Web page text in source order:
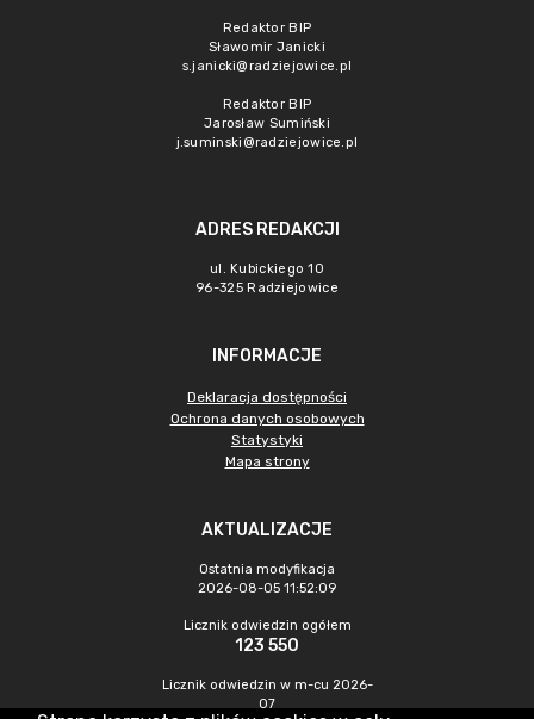
Redaktor BIP
Sławomir Janicki
s.janicki@radziejowice.pl
Redaktor BIP
Jarosław Sumiński
j.suminski@radziejowice.pl
ADRES REDAKCJI
ul. Kubickiego 10
96-325 Radziejowice
INFORMACJE
Deklaracja dostępności
Ochrona danych osobowych
Statystyki
Mapa strony
AKTUALIZACJE
Ostatnia modyfikacja
2026-08-05 11:52:09
Licznik odwiedzin ogółem
123 550
Licznik odwiedzin w m-cu 2026-
07